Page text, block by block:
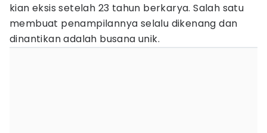
kian eksis setelah 23 tahun berkarya. Salah satu
membuat penampilannya selalu dikenang dan
dinantikan adalah busana unik.